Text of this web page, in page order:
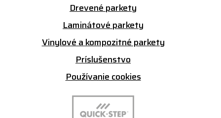
Drevené parkety
Laminátové parkety
Vinylové a kompozitné parkety
Príslušenstvo
Používanie cookies